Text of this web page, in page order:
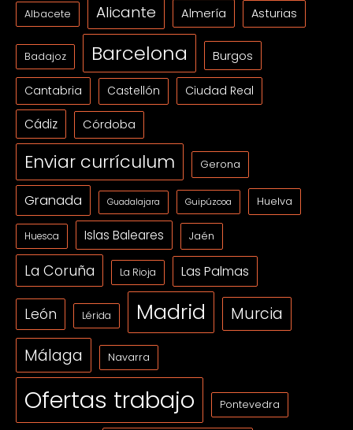
Albacete Alicante Almería Asturias
Badajoz Barcelona Burgos
Cantabria Castellón Ciudad Real
Cádiz Córdoba
Enviar currículum Gerona
Granada Guadalajara Guipúzcoa Huelva
Huesca Islas Baleares Jaén
La Coruña La Rioja Las Palmas
León Lérida Madrid Murcia
Málaga Navarra
Ofertas trabajo Pontevedra